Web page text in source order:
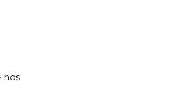
nos